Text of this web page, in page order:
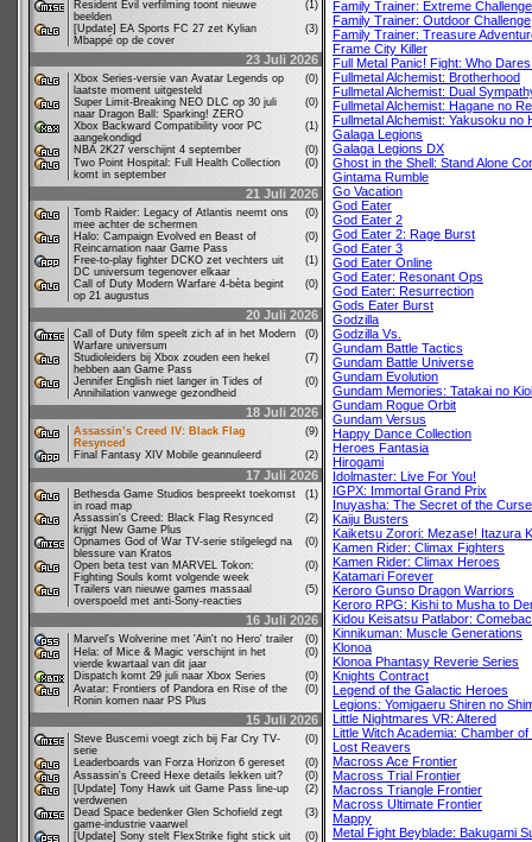
Resident Evil verfilming toont nieuwe
beelden
(1)
[Update] EA Sports FC 27 zet Kylian
Mbappé op de cover
(3)
23 Juli 2026
Xbox Series-versie van Avatar Legends op
laatste moment uitgesteld
(0)
Super Limit-Breaking NEO DLC op 30 juli
naar Dragon Ball: Sparking! ZERO
(0)
Xbox Backward Compatibility voor PC
aangekondigd
(1)
NBA 2K27 verschijnt 4 september
(0)
Two Point Hospital: Full Health Collection
komt in september
(0)
21 Juli 2026
Tomb Raider: Legacy of Atlantis neemt ons
mee achter de schermen
(0)
Halo: Campaign Evolved en Beast of
Reincarnation naar Game Pass
(0)
Free-to-play fighter DCKO zet vechters uit
DC universum tegenover elkaar
(1)
Call of Duty Modern Warfare 4-bèta begint
op 21 augustus
(0)
20 Juli 2026
Call of Duty film speelt zich af in het Modern
Warfare universum
(0)
Studioleiders bij Xbox zouden een hekel
hebben aan Game Pass
(7)
Jennifer English niet langer in Tides of
Annihilation vanwege gezondheid
(0)
18 Juli 2026
Assassin’s Creed IV: Black Flag
Resynced
(9)
Final Fantasy XIV Mobile geannuleerd
(2)
17 Juli 2026
Bethesda Game Studios bespreekt toekomst
in road map
(1)
Assassin's Creed: Black Flag Resynced
krijgt New Game Plus
(2)
Opnames God of War TV-serie stilgelegd na
blessure van Kratos
(0)
Open beta test van MARVEL Tokon:
Fighting Souls komt volgende week
(0)
Trailers van nieuwe games massaal
overspoeld met anti-Sony-reacties
(5)
16 Juli 2026
Marvel's Wolverine met 'Ain't no Hero' trailer
(0)
Hela: of Mice & Magic verschijnt in het
vierde kwartaal van dit jaar
(0)
Dispatch komt 29 juli naar Xbox Series
(0)
Avatar: Frontiers of Pandora en Rise of the
Ronin komen naar PS Plus
(0)
15 Juli 2026
Steve Buscemi voegt zich bij Far Cry TV-
serie
(0)
Leaderboards van Forza Horizon 6 gereset
(0)
Assassin's Creed Hexe details lekken uit?
(0)
[Update] Tony Hawk uit Game Pass line-up
verdwenen
(2)
Dead Space bedenker Glen Schofield zegt
game-industrie vaarwel
(3)
[Update] Sony stelt FlexStrike fight stick uit
(0)
Family Trainer: Extreme Challenge
Family Trainer: Outdoor Challenge
Family Trainer: Treasure
Frame City Killer
Full Metal Panic! Fight: Who
Fullmetal Alchemist: Brotherhood
Fullmetal Alchemist: Dual
Fullmetal Alchemist: Hagane no
Fullmetal Alchemist: Yakusoku no
Galaga Legions
Galaga Legions DX
Ghost in the Shell: Stand Alone
Gintama Rumble
Go Vacation
God Eater
God Eater 2
God Eater 2: Rage Burst
God Eater 3
God Eater Online
God Eater: Resonant Ops
God Eater: Resurrection
Gods Eater Burst
Godzilla
Godzilla Vs.
Gundam Battle Tactics
Gundam Battle Universe
Gundam Evolution
Gundam Memories: Tatakai no
Gundam Rogue Orbit
Gundam Versus
Happy Dance Collection
Heroes Fantasia
Hirogami
Idolmaster: Live For You!
IGPX: Immortal Grand Prix
Inuyasha: The Secret of the
Kaiju Busters
Kaiketsu Zorori: Mezase! Itazura
Kamen Rider: Climax Fighters
Kamen Rider: Climax Heroes
Katamari Forever
Keroro Gunso Dragon Warriors
Keroro RPG: Kishi to Musha to
Kidou Keisatsu Patlabor:
Kinnikuman: Muscle Generations
Klonoa
Klonoa Phantasy Reverie Series
Knights Contract
Legend of the Galactic Heroes
Legions: Yomigaeru Shiren no
Little Nightmares VR: Altered
Little Witch Academia: Chamber of
Lost Reavers
Macross Ace Frontier
Macross Trial Frontier
Macross Triangle Frontier
Macross Ultimate Frontier
Mappy
Metal Fight Beyblade: Bakugami